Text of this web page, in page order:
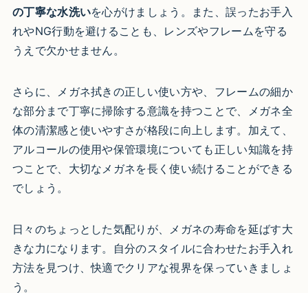
の丁寧な水洗いを心がけましょう。また、誤ったお手入
れやNG行動を避けることも、レンズやフレームを守る
うえで欠かせません。
さらに、メガネ拭きの正しい使い方や、フレームの細か
な部分まで丁寧に掃除する意識を持つことで、メガネ全
体の清潔感と使いやすさが格段に向上します。加えて、
アルコールの使用や保管環境についても正しい知識を持
つことで、大切なメガネを長く使い続けることができる
でしょう。
日々のちょっとした気配りが、メガネの寿命を延ばす大
きな力になります。自分のスタイルに合わせたお手入れ
方法を見つけ、快適でクリアな視界を保っていきましょ
う。